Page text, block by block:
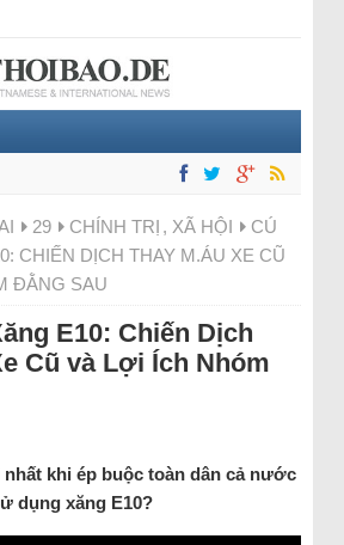
29 CHÍNH TRỊ , XÃ HỘI
CÚ
CHIẾN DỊCH THAY M.ÁU XE CŨ
ĐẰNG SAU
E10: Chiến Dịch
Cũ và Lợi Ích Nhóm
khi ép buộc toàn dân cả nước
dụng xăng E10?